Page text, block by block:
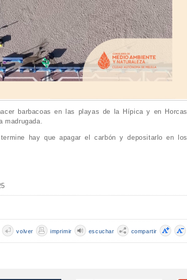
barbacoas en las playas de la Hípica y en Horcas
madrugada.
hay que apagar el carbón y depositarlo en los
compartir
escuchar
imprimir
volver